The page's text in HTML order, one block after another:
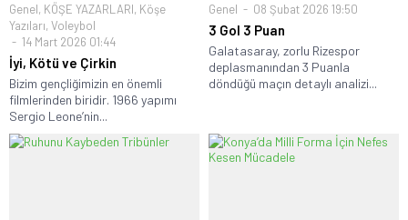
Genel, KÖŞE YAZARLARI, Köşe
Yazıları, Voleybol
14 Mart 2026 01:44
İyi, Kötü ve Çirkin
Bizim gençliğimizin en önemli
filmlerinden biridir. 1966 yapımı
Sergio Leone’nin...
Genel 08 Şubat 2026 19:50
3 Gol 3 Puan
Galatasaray, zorlu Rizespor
deplasmanından 3 Puanla
döndüğü maçın detaylı analizi...